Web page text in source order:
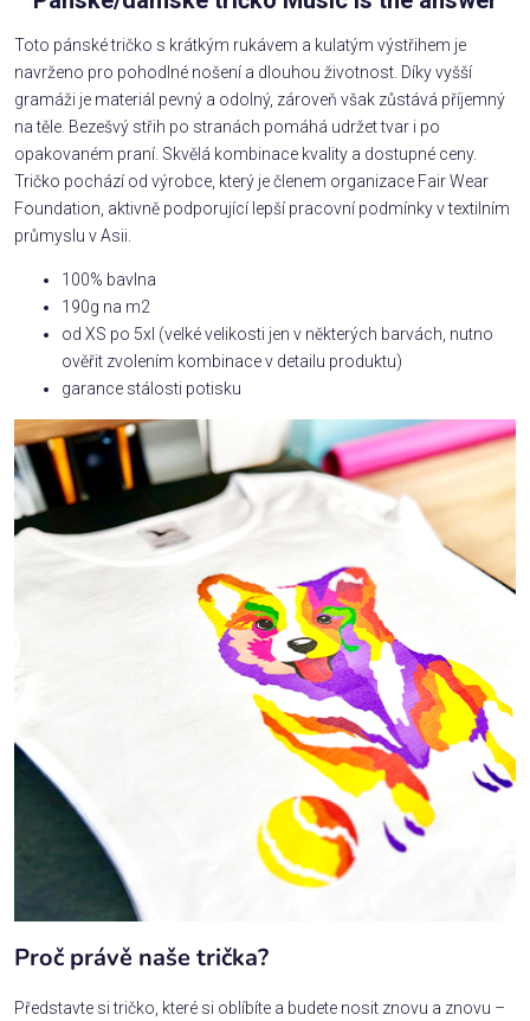
Toto pánské tričko s krátkým rukávem a kulatým výstřihem je
navrženo pro pohodlné nošení a dlouhou životnost. Díky vyšší
gramáži je materiál pevný a odolný, zároveň však zůstává příjemný
na těle. Bezešvý střih po stranách pomáhá udržet tvar i po
opakovaném praní. Skvělá kombinace kvality a dostupné ceny.
Tričko pochází od výrobce, který je členem organizace Fair Wear
Foundation, aktivně podporující lepší pracovní podmínky v textilním
průmyslu v Asii.
100% bavlna
190g na m2
od XS po 5xl (velké velikosti jen v některých barvách, nutno
ověřit zvolením kombinace v detailu produktu)
garance stálosti potisku
Proč právě naše trička?
Představte si tričko, které si oblíbíte a budete nosit znovu a znovu –